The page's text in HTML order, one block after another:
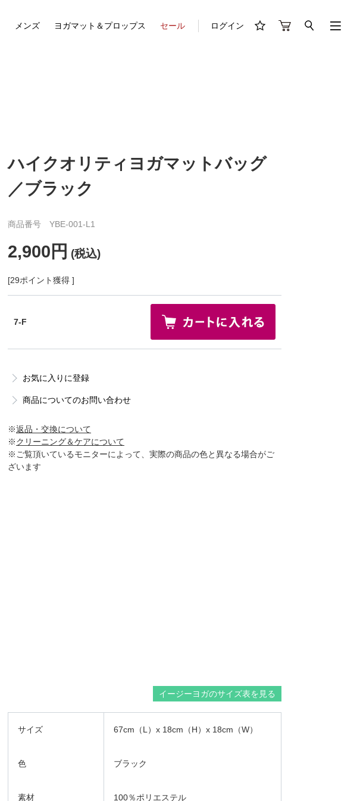
メンズ ヨガマット＆プロップス セール ログイン
ハイクオリティヨガマットバッグ
／ブラック
商品番号 YBE-001-L1
2,900円 (税込)
[29ポイント獲得 ]
7-F
お気に入りに登録
商品についてのお問い合わせ
※返品・交換について
※クリーニング＆ケアについて
※ご覧頂いているモニターによって、実際の商品の色と異なる場合がご
ざいます
イージーヨガのサイズ表を見る
サイズ 67cm（L）x 18cm（H）x 18cm（W）
色 ブラック
素材 100％ポリエステル